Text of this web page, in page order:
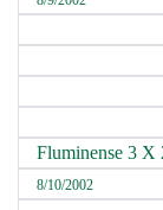
Fluminense 3 X
8/10/2002